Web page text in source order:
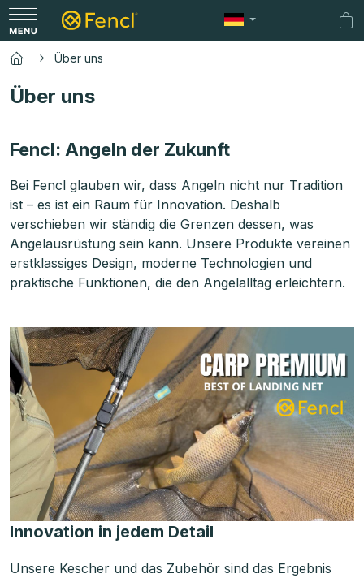
Zum
Inhalt
springen
Über uns
Über uns
Fencl: Angeln der Zukunft
Bei Fencl glauben wir, dass Angeln nicht nur Tradition
ist – es ist ein Raum für Innovation. Deshalb
verschieben wir ständig die Grenzen dessen, was
Angelausrüstung sein kann. Unsere Produkte vereinen
erstklassiges Design, moderne Technologien und
praktische Funktionen, die den Angelalltag erleichtern.
Innovation in jedem Detail
Unsere Kescher und das Zubehör sind das Ergebnis